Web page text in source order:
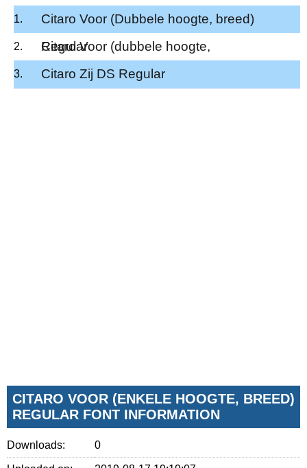
Citaro Voor (Dubbele hoogte, breed)
Regular
Citaro Voor (dubbele hoogte,
midden/dubbel) Regular
Citaro Zij DS Regular
CITARO VOOR (ENKELE HOOGTE, BREED)
REGULAR FONT INFORMATION
Downloads: 0